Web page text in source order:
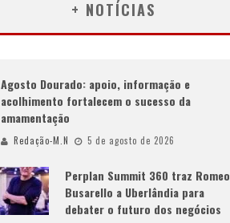
+ NOTÍCIAS
Agosto Dourado: apoio, informação e
acolhimento fortalecem o sucesso da
amamentação
Redação-M.N 5 de agosto de 2026
Perplan Summit 360 traz Romeo
Busarello a Uberlândia para
debater o futuro dos negócios